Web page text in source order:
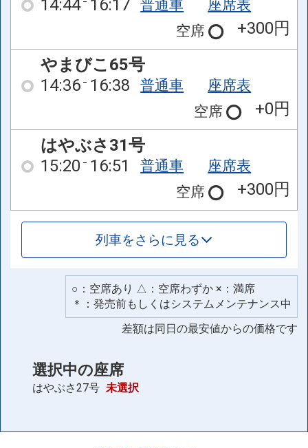
14:44 16:17 普通車
座席表
空席
+300円
やまびこ65号
14:36 16:38 普通車
座席表
空席
+0円
はやぶさ31号
15:20 16:51 普通車
座席表
空席
+300円
列車をさらに見る
○：空席あり △：空席わずか ×：満席
＊：発売前もしくはシステムメンテナンス中
差額は同日の最安値からの価格です
選択中の座席
はやぶさ27号 未選択